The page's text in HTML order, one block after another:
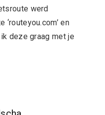
werd
en
deze graag met je